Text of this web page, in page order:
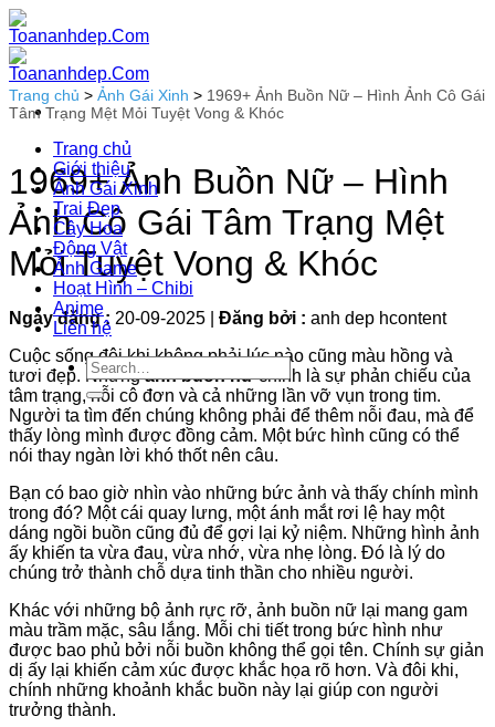
Bỏ
qua
nội
dung
Trang chủ
Giới thiệu
Ảnh Gái Xinh
Trai Đẹp
Cây Hoa
Động Vật
Ảnh Game
Hoạt Hình – Chibi
Anime
Liên hệ
Trang chủ > Ảnh Gái Xinh > 1969+ Ảnh Buồn Nữ – Hình Ảnh Cô Gái
Tâm Trạng Mệt Mỏi Tuyệt Vong & Khóc
1969+ Ảnh Buồn Nữ – Hình
Ảnh Cô Gái Tâm Trạng Mệt
Mỏi Tuyệt Vong & Khóc
Ngày đăng : 20-09-2025 Đăng bởi : anh dep hcontent
Cuộc sống đôi khi không phải lúc nào cũng màu hồng và
tươi đẹp. Nhữngảnh buồn nữchính là sự phản chiếu của
tâm trạng, nỗi cô đơn và cả những lần vỡ vụn trong tim.
Người ta tìm đến chúng không phải để thêm nỗi đau, mà để
thấy lòng mình được đồng cảm. Một bức hình cũng có thể
nói thay ngàn lời khó thốt nên câu.
Bạn có bao giờ nhìn vào những bức ảnh và thấy chính mình
trong đó? Một cái quay lưng, một ánh mắt rơi lệ hay một
dáng ngồi buồn cũng đủ để gợi lại kỷ niệm. Những hình ảnh
ấy khiến ta vừa đau, vừa nhớ, vừa nhẹ lòng. Đó là lý do
chúng trở thành chỗ dựa tinh thần cho nhiều người.
Khác với những bộ ảnh rực rỡ, ảnh buồn nữ lại mang gam
màu trầm mặc, sâu lắng. Mỗi chi tiết trong bức hình như
được bao phủ bởi nỗi buồn không thể gọi tên. Chính sự giản
dị ấy lại khiến cảm xúc được khắc họa rõ hơn. Và đôi khi,
chính những khoảnh khắc buồn này lại giúp con người
trưởng thành.